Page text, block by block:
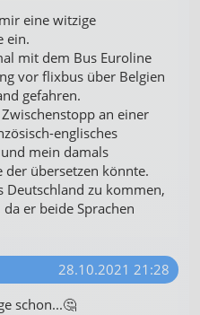
eine witzige
ein.
mit dem Bus Euroline
vor flixbus über Belgien
gefahren.
an einer
englisches
mein damals
übersetzen könnte.
Deutschland zu kommen,
er beide Sprachen
28.10.2021 21:28
schon...🤔